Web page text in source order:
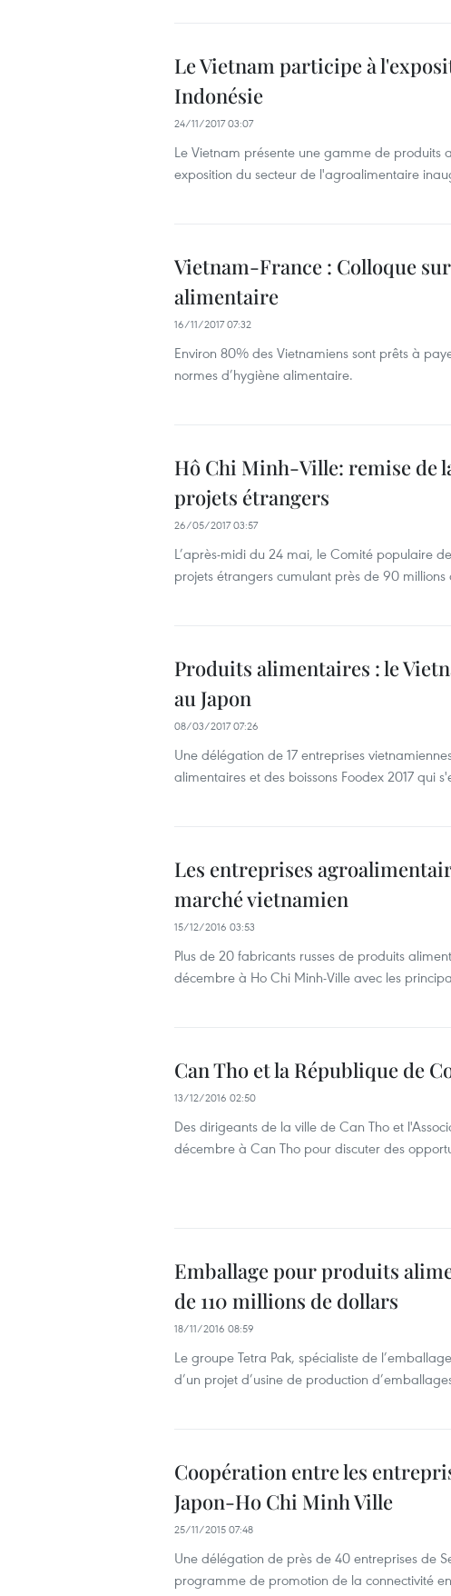
Le Vietnam participe à
Indonésie
24/11/2017 03:07
Le Vietnam présente une gamme de produits
exposition du secteur de l'agroalimentaire
Vietnam-France : Colloque
alimentaire
16/11/2017 07:32
Environ 80% des Vietnamiens sont prêts à
normes d’hygiène alimentaire.
Hô Chi Minh-Ville: remise de
projets étrangers
26/05/2017 03:57
L’après-midi du 24 mai, le Comité populaire
projets étrangers cumulant près de 90
Produits alimentaires : le
au Japon
08/03/2017 07:26
Une délégation de ​17 entreprises
alimentaires et des boissons Foodex 2017 qui
Les entreprises
marché vietnamien
15/12/2016 03:53
Plus de 20 fabricants russes de produits
décembre à Ho Chi Minh-Ville avec les
Can Tho et la République de
13/12/2016 02:50
Des dirigeants de la ville de Can Tho et
décembre à Can Tho pour discuter des
Emballage pour produits
de 110 millions de dollars
18/11/2016 08:59
Le groupe Tetra Pak, spécialiste de
d’un projet d’usine de production
Coopération entre les
Japon-Ho Chi Minh Ville
25/11/2015 07:48
Une délégation de près de 40 entreprises de
programme de promotion de la connectivité